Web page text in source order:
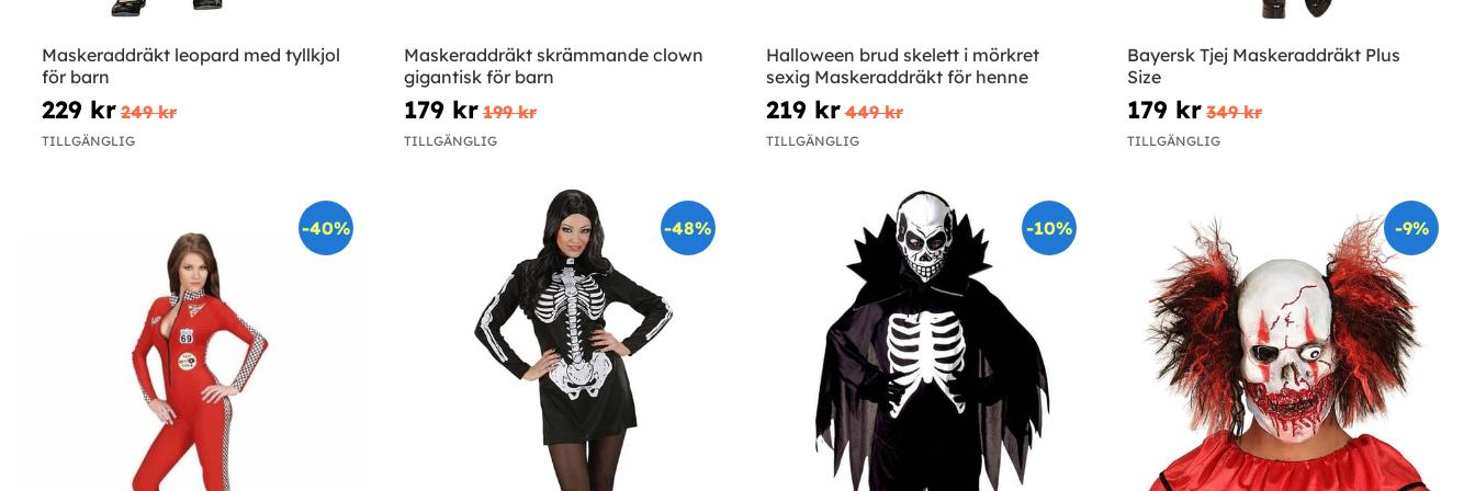
Maskeraddräkt leopard med tyllkjol
för barn
229 kr 249 kr
TILLGÄNGLIG
Maskeraddräkt skrämmande clown
gigantisk för barn
179 kr 199 kr
TILLGÄNGLIG
Halloween brud skelett i mörkret
sexig Maskeraddräkt för henne
219 kr 449 kr
TILLGÄNGLIG
Bayersk Tjej Maskeraddräkt Plus
Size
179 kr 349 kr
TILLGÄNGLIG
-40% -48% -10% -9%